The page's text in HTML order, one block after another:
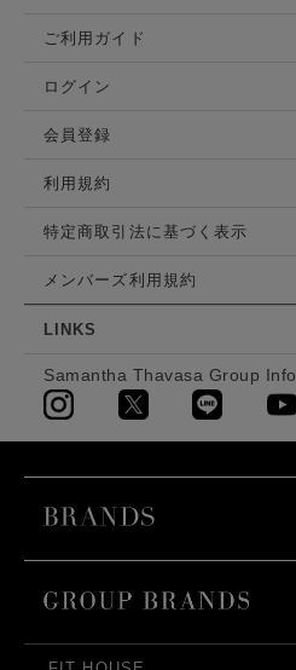
ご利用ガイド
ログイン
会員登録
利用規約
特定商取引法に基づく表示
メンバーズ利用規約
LINKS
Samantha Thavasa Group Info.